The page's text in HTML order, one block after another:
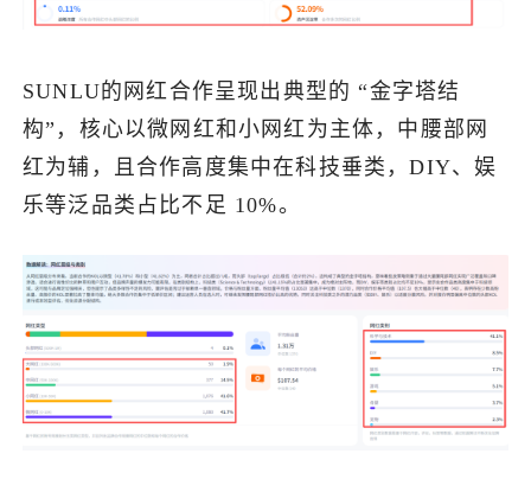
SUNLU的网红合作呈现出典型的 “金字塔结
构”，核心以微网红和小网红为主体，中腰部网
红为辅，且合作高度集中在科技垂类，DIY、娱
乐等泛品类占比不足 10%。